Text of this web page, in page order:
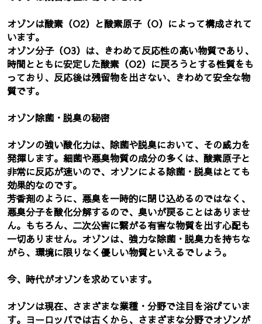
オゾンは酸素（O2）と酸素原子（O）によって構成されて
います。
オゾン分子（O3）は、きわめて反応性の高い物質であり、
時間とともに安定した酸素（O2）に戻ろうとする性質をも
っており、反応後は残留物を出さない、きわめて安全な物
質です。
オゾン除菌・脱臭の秘密
オゾンの強い酸化力は、除菌や脱臭において、その威力を
発揮します。細菌や悪臭物質の成分の多くは、酸素原子と
非常に反応が速いので、オゾンによる除菌・脱臭はとても
効果的なのです。
芳香剤のように、悪臭を一時的に閉じ込めるのではなく、
悪臭分子を酸化分解するので、臭いが戻ることはありませ
ん。もちろん、二次公害に繋がる有害な物質を出す心配も
一切ありません。オゾンは、強力な除菌・脱臭力を持ちな
がら、環境に限りなく優しい物質といえるでしょう。
今、時代がオゾンを求めています。
オゾンは現在、さまざまな業種・分野で注目を浴びていま
す。ヨーロッパでは古くから、さまざまな分野でオゾンが